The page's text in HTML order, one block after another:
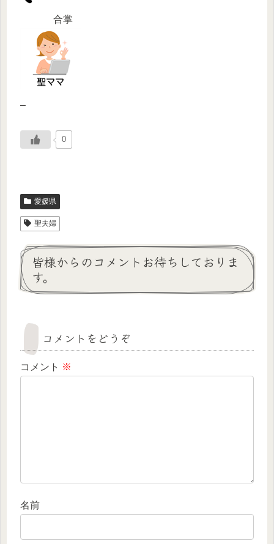
合掌
–
0
愛媛県
聖夫婦
皆様からのコメントお待ちしておりま
す。
コメントをどうぞ
コメント ※
名前